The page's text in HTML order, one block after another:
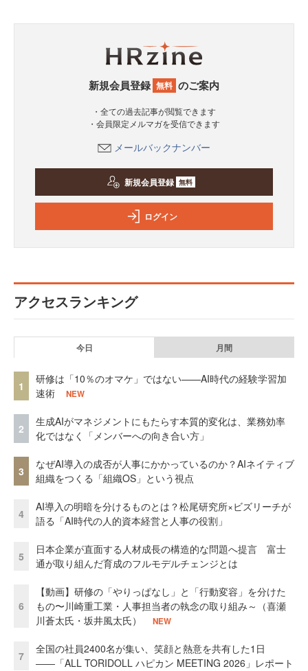
新規会員登録 無料 のご案内
・全ての過去記事が閲覧できます
・会員限定メルマガを受信できます
メールバックナンバー
新規会員登録 無料
ログイン
アクセスランキング
今日 月間
1
研修は「10％のオマケ」ではない——AI時代の経験学習加
速術
NEW
2
生成AIがマネジメントにもたらす本質的変化は、業務効率
化ではなく「メンバーへの向き合い方」
3
なぜAI導入の成否が人事にかかっているのか？AIネイティブ
組織をつくる「組織OS」という視点
4
AI導入の明暗を分けるものとは？松尾研究所×ビズリーチが
語る「AI時代の人的資本経営と人事の役割」
5
日本企業が直面する人材成長の構造的な問題へ提言 富士
通が取り組んだ育成のフルモデルチェンジとは
6
【動画】研修の「やりっぱなし」と「行動変容」を分けた
もの〜川崎重工業・人事担当者の執念の取り組み～（喜瀬
川蒼太氏・坂井風太氏）
NEW
7
全国の社員2400名が集い、笑顔と熱意を共有した1日
――「ALL TORIDOLL ハピカン MEETING 2026」レポート